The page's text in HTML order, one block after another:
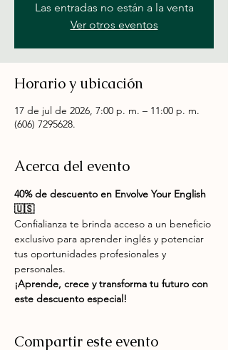
Las entradas no están a la venta
Ver otros eventos
Horario y ubicación
17 de jul de 2026, 7:00 p. m. – 11:00 p. m.
(606) 7295628.
Acerca del evento
40% de descuento en Envolve Your English
🇺🇸
Confialianza te brinda acceso a un beneficio
exclusivo para aprender inglés y potenciar
tus oportunidades profesionales y
personales.
¡Aprende, crece y transforma tu futuro con
este descuento especial!
Compartir este evento